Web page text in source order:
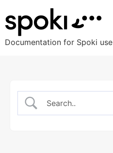
Documentation for Spoki use